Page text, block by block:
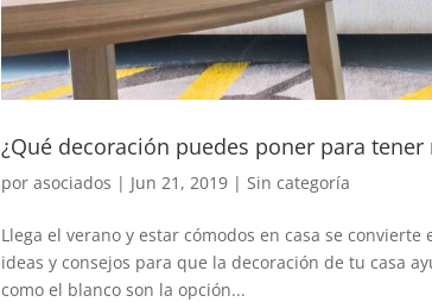
¿Qué decoración puedes poner para
por asociados | Jun 21, 2019| Sin categoría
Llega el verano y estar cómodos en casa se
ideas y consejos para que la decoración de tu casa
como el blanco son la opción...